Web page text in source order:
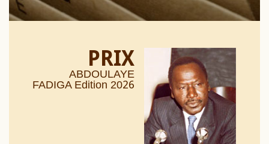
PRIX
ABDOULAYE
FADIGA Edition 2026